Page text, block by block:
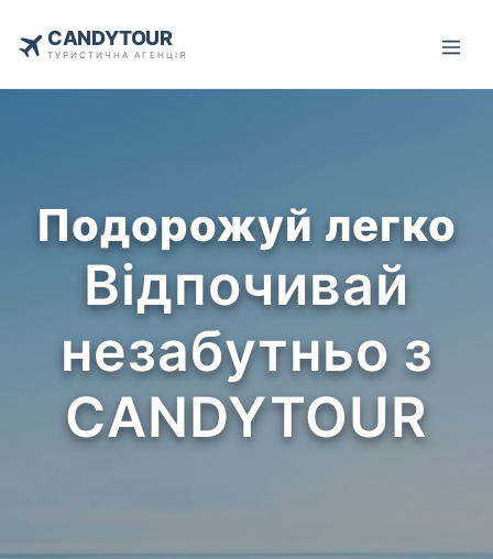
CANDYTOUR
ТУРИСТИЧНА АГЕНЦІЯ
Подорожуй легко
Відпочивай
незабутньо з
CANDYTOUR